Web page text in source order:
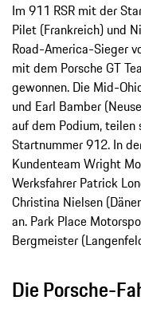
Im 911 RSR mit der
Pilet (Frankreich) und
Road-America-Sieger
mit dem Porsche GT
gewonnen. Die Mid-
und Earl Bamber
auf dem Podium, teilen
Startnummer 912. In
Kundenteam Wright
Werksfahrer Patrick
Christina Nielsen
an. Park Place
Bergmeister
Die Porsche-